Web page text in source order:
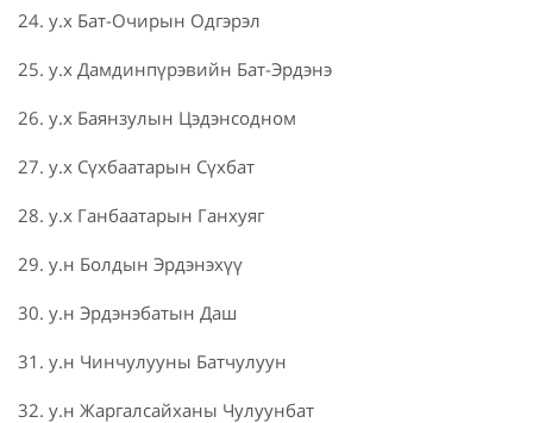
24. у.х Бат-Очирын Одгэрэл
25. у.х Дамдинпүрэвийн Бат-Эрдэнэ
26. у.х Баянзулын Цэдэнсодном
27. у.х Сүхбаатарын Сүхбат
28. у.х Ганбаатарын Ганхуяг
29. у.н Болдын Эрдэнэхүү
30. у.н Эрдэнэбатын Даш
31. у.н Чинчулууны Батчулуун
32. у.н Жаргалсайханы Чулуунбат